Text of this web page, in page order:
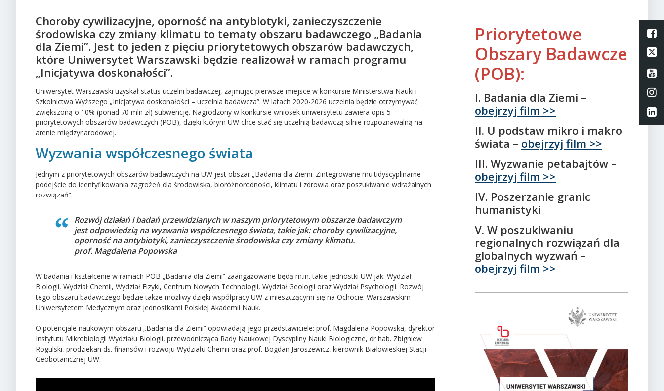
Choroby cywilizacyjne, oporność na antybiotyki, zanieczyszczenie
środowiska czy zmiany klimatu to tematy obszaru badawczego „Badania
dla Ziemi”. Jest to jeden z pięciu priorytetowych obszarów badawczych,
które Uniwersytet Warszawski będzie realizował w ramach programu
„Inicjatywa doskonałości”.
Uniwersytet Warszawski uzyskał status uczelni badawczej, zajmując pierwsze miejsce w konkursie Ministerstwa Nauki i
Szkolnictwa Wyższego „Inicjatywa doskonałości – uczelnia badawcza”. W latach 2020-2026 uczelnia będzie otrzymywać
zwiększoną o 10% (ponad 70 mln zł) subwencję. Nagrodzony w konkursie wniosek uniwersytetu zawiera opis 5
priorytetowych obszarów badawczych (POB), dzięki którym UW chce stać się uczelnią badawczą silnie rozpoznawalną na
arenie międzynarodowej.
Wyzwania współczesnego świata
Jednym z priorytetowych obszarów badawczych na UW jest obszar „Badania dla Ziemi. Zintegrowane multidyscyplinarne
podejście do identyfikowania zagrożeń dla środowiska, bioróżnorodności, klimatu i zdrowia oraz poszukiwanie wdrażalnych
rozwiązań”.
Rozwój działań i badań przewidzianych w naszym priorytetowym obszarze badawczym
jest odpowiedzią na wyzwania współczesnego świata, takie jak: choroby cywilizacyjne,
oporność na antybiotyki, zanieczyszczenie środowiska czy zmiany klimatu.
prof. Magdalena Popowska
W badania i kształcenie w ramach POB „Badania dla Ziemi” zaangażowane będą m.in. takie jednostki UW jak: Wydział
Biologii, Wydział Chemii, Wydział Fizyki, Centrum Nowych Technologii, Wydział Geologii oraz Wydział Psychologii. Rozwój
tego obszaru badawczego będzie także możliwy dzięki współpracy UW z mieszczącymi się na Ochocie: Warszawskim
Uniwersytetem Medycznym oraz jednostkami Polskiej Akademii Nauk.
O potencjale naukowym obszaru „Badania dla Ziemi” opowiadają jego przedstawiciele: prof. Magdalena Popowska, dyrektor
Instytutu Mikrobiologii Wydziału Biologii, przewodnicząca Rady Naukowej Dyscypliny Nauki Biologiczne, dr hab. Zbigniew
Rogulski, prodziekan ds. finansów i rozwoju Wydziału Chemii oraz prof. Bogdan Jaroszewicz, kierownik Białowieskiej Stacji
Geobotanicznej UW.
Priorytetowe
Obszary Badawcze
(POB):
I. Badania dla Ziemi –
obejrzyj film >>
II. U podstaw mikro i makro
świata – obejrzyj film >>
III. Wyzwanie petabajtów –
obejrzyj film >>
IV. Poszerzanie granic
humanistyki
V. W poszukiwaniu
regionalnych rozwiązań dla
globalnych wyzwań –
obejrzyj film >>